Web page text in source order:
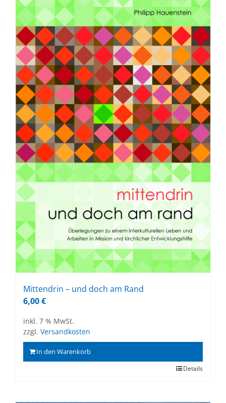
Mit­ten­drin – und doch am Rand
6,00€
inkl. 7 % MwSt.
zzgl. Versandkosten
In den Warenkorb
Details